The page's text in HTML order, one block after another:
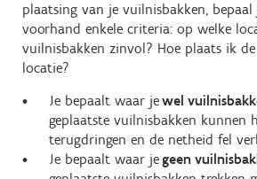
plaatsing van je vuilnisbakken, bepaal
voorhand enkele criteria: op welke
vuilnisbakken zinvol? Hoe plaats ik
locatie?
Je bepaalt waar jewel
geplaatste vuilnisbakken kunnen
terugdringen en de netheid fel
Je bepaalt waar je geen